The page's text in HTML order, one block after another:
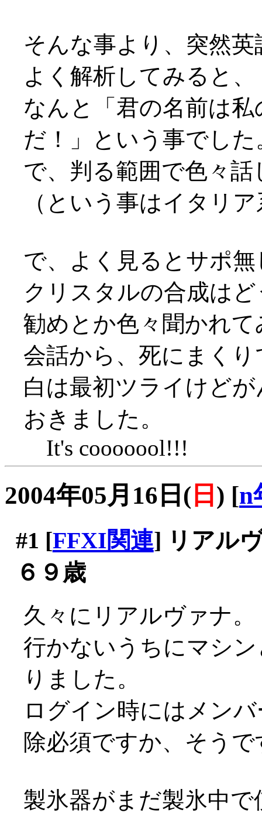
そんな事より、突然
よく解析してみると、
なんと「君の名前は
だ！」という事でした
で、判る範囲で色々
（という事はイタリ
で、よく見るとサポ
クリスタルの合成は
勧めとか色々聞かれて
会話から、死にまく
白は最初ツライけど
おきました。
It's cooooool!!!
2004年05月16日( 日 ) [n
#1 [FFXI関連] リアル
６９歳
久々にリアルヴァナ。
行かないうちにマシ
りました。
ログイン時にはメン
除必須ですか、そうで
製氷器がまだ製氷中